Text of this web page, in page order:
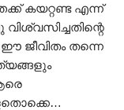
കയറ്റണ്ട എന്ന്
ജീവിതം തന്നെ